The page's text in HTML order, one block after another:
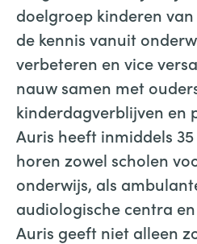
doelgroep kinderen
de kennis vanuit
verbeteren en vice
nauw samen met
kinderdagverblijven en
Auris heeft inmiddels
horen zowel scholen
onderwijs, als
audiologische centra
Auris geeft niet alleen